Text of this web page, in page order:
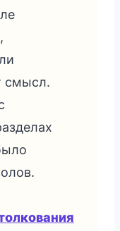
смысл.